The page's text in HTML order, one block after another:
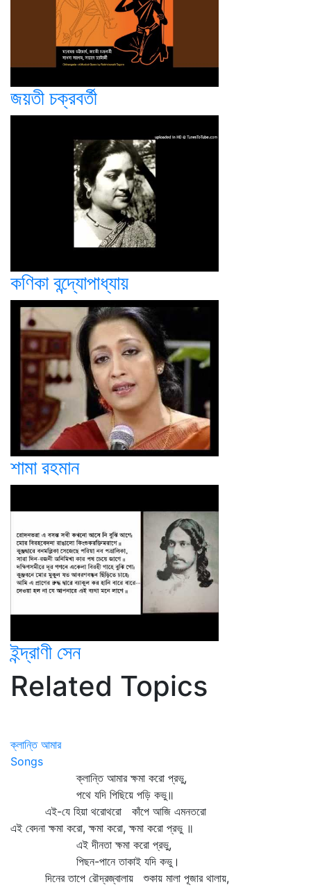
জয়তী চক্রবর্তী
কণিকা বন্দ্যোপাধ্যায়
শামা রহমান
ইন্দ্রাণী সেন
Related Topics
ক্লান্তি আমার
Songs
ক্লান্তি আমার ক্ষমা করো প্রভু,
পথে যদি পিছিয়ে পড়ি কভু॥
এই-যে হিয়া থরোথরো কাঁপে আজি এমনতরো
এই বেদনা ক্ষমা করো, ক্ষমা করো, ক্ষমা করো প্রভু ॥
এই দীনতা ক্ষমা করো প্রভু,
পিছন-পানে তাকাই যদি কভু।
দিনের তাপে রৌদ্রজ্বালায় শুকায় মালা পূজার থালায়,